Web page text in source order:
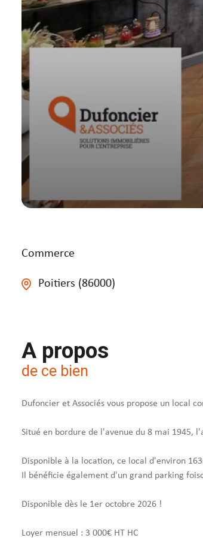
Commerce
Poitiers (86000)
A propos
de ce bien
Dufoncier et Associés vous propose un local
Situé en bordure de l'avenue du 8 mai 1945,
Disponible à la location, ce local d'environ
Il bénéficie également d'un grand parking
Disponible dès le 1er octobre 2026 !
Loyer mensuel : 3 000€ HT HC